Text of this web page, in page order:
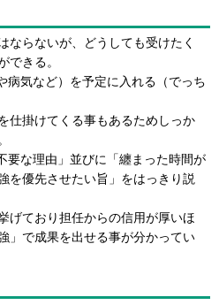
ならないが、どうしても受けたく
できる。
病気など）を予定に入れる（でっち
仕掛けてくる事もあるためしっか
要な理由」並びに「纏まった時間が
を優先させたい旨」をはっきり説
げており担任からの信用が厚いほ
」で成果を出せる事が分かってい